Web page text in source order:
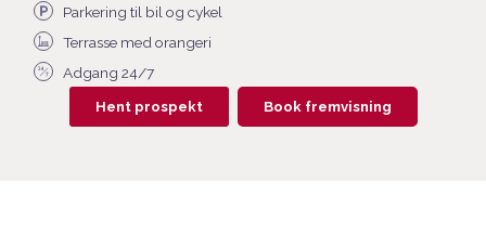
Parkering til bil og cykel
Terrasse med orangeri
Adgang 24/7
Hent prospekt Book fremvisning